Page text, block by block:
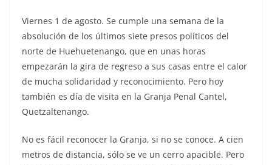
Viernes 1 de agosto. Se cumple una semana de la
absolución de los últimos siete presos políticos del
norte de Huehuetenango, que en unas horas
empezarán la gira de regreso a sus casas entre el calor
de mucha solidaridad y reconocimiento. Pero hoy
también es día de visita en la Granja Penal Cantel,
Quetzaltenango.
No es fácil reconocer la Granja, si no se conoce. A cien
metros de distancia, sólo se ve un cerro apacible. Pero